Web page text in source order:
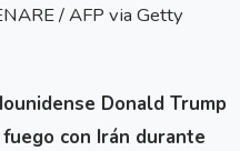
/ AFP via Getty
Donald Trump
con Irán durante